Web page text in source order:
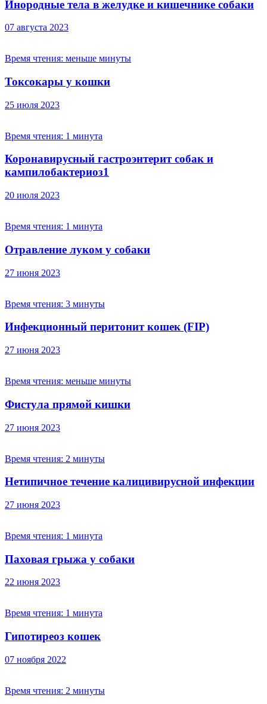
Инородные тела в желудке и кишечнике собаки
07 августа 2023
Время чтения: меньше минуты
Токсокары у кошки
25 июля 2023
Время чтения: 1 минута
Коронавирусный гастроэнтерит собак и
кампилобактериоз1
20 июля 2023
Время чтения: 1 минута
Отравление луком у собаки
27 июня 2023
Время чтения: 3 минуты
Инфекционный перитонит кошек (FIP)
27 июня 2023
Время чтения: меньше минуты
Фистула прямой кишки
27 июня 2023
Время чтения: 2 минуты
Нетипичное течение калицивирусной инфекции
27 июня 2023
Время чтения: 1 минута
Паховая грыжа у собаки
22 июня 2023
Время чтения: 1 минута
Гипотиреоз кошек
07 ноября 2022
Время чтения: 2 минуты